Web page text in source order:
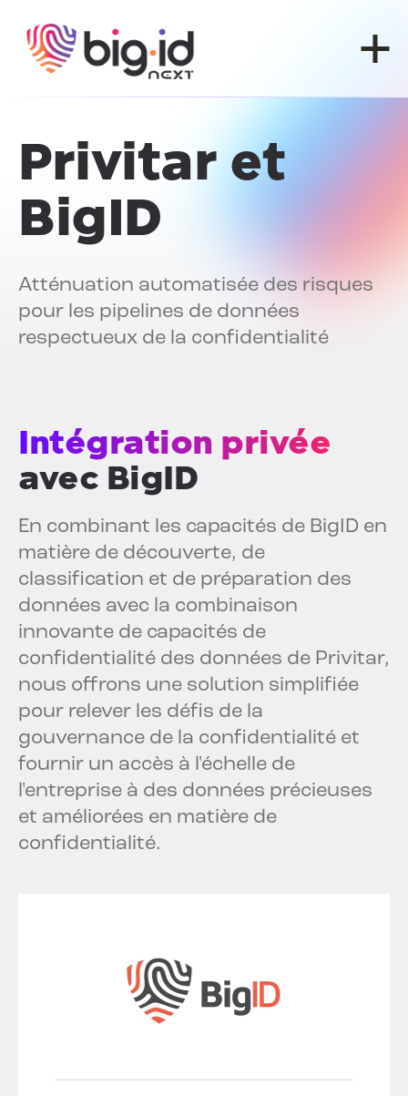
Privitar et
BigID
Atténuation automatisée des risques
pour les pipelines de données
respectueux de la confidentialité
Intégration privée
avec BigID
En combinant les capacités de BigID en
matière de découverte, de
classification et de préparation des
données avec la combinaison
innovante de capacités de
confidentialité des données de Privitar,
nous offrons une solution simplifiée
pour relever les défis de la
gouvernance de la confidentialité et
fournir un accès à l'échelle de
l'entreprise à des données précieuses
et améliorées en matière de
confidentialité.